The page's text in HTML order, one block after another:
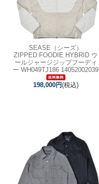
SEASE（シーズ）
ZIPPED FOODIE HYBRID ウ
ールジャージジップフーディ
ー WH049TJ186 14052002039
198,000円(税込)